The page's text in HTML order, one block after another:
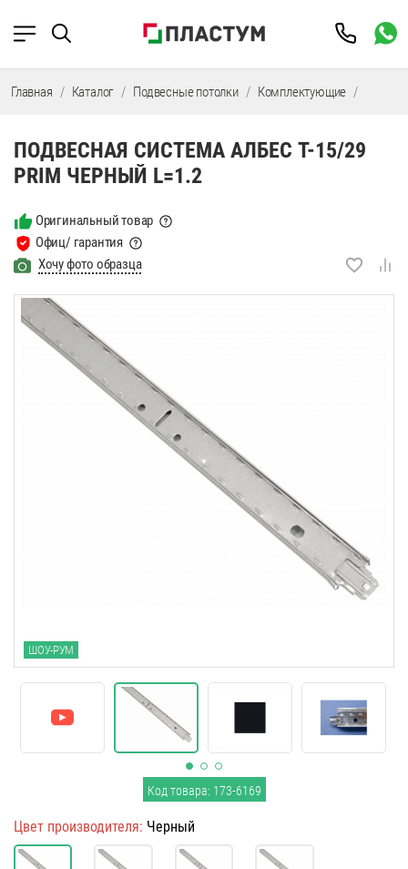
Главная Каталог Подвесные потолки Комплектующие
ПОДВЕСНАЯ СИСТЕМА АЛБЕС T-15/29
PRIM ЧЕРНЫЙ L=1.2
Оригинальный товар
Офиц/ гарантия
Хочу фото образца
ШОУ-РУМ
Код товара: 173-6169
Цвет производителя: Черный